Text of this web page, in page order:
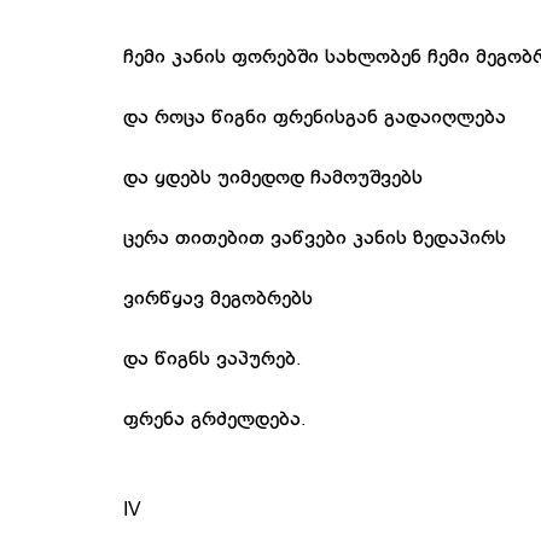
ჩემი კანის ფორებში სახლობენ ჩემი
და როცა წიგნი ფრენისგან გადაიღლება
და ყდებს უიმედოდ ჩამოუშვებს
ცერა თითებით ვაწვები კანის ზედაპირს
ვირწყავ მეგობრებს
და წიგნს ვაპურებ.
ფრენა გრძელდება.
IV